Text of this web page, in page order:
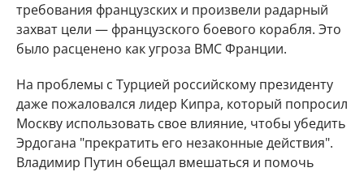
требования французских и произвели радарный
захват цели — французского боевого корабля. Это
было расценено как угроза ВМС Франции.
На проблемы с Турцией российскому президенту
даже пожаловался лидер Кипра, который попросил
Москву использовать свое влияние, чтобы убедить
Эрдогана "прекратить его незаконные действия".
Владимир Путин обещал вмешаться и помочь